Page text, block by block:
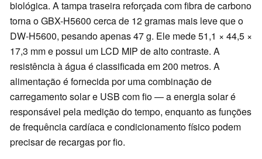
biológica. A tampa traseira reforçada com fibra de carbono
torna o GBX-H5600 cerca de 12 gramas mais leve que o
DW-H5600, pesando apenas 47 g. Ele mede 51,1 × 44,5 ×
17,3 mm e possui um LCD MIP de alto contraste. A
resistência à água é classificada em 200 metros. A
alimentação é fornecida por uma combinação de
carregamento solar e USB com fio — a energia solar é
responsável pela medição do tempo, enquanto as funções
de frequência cardíaca e condicionamento físico podem
precisar de recargas por fio.